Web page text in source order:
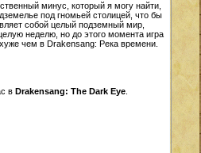
минус, который я могу найти,
под гномьей столицей, что бы
собой целый подземный мир,
неделю, но до этого момента игра
чем в Drakensang: Река времени.
вDrakensang: The Dark Eye